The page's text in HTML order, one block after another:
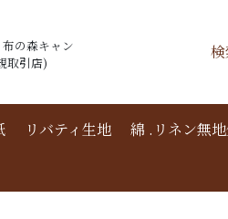
の森キャン
取引店)
リバティ生地 綿 .リネン無